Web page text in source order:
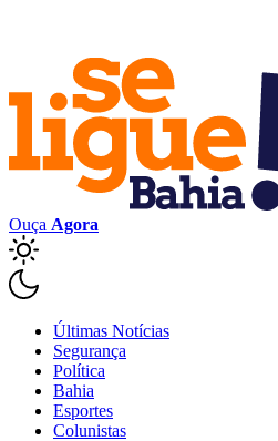
Ouça Agora
Últimas Notícias
Segurança
Política
Bahia
Esportes
Colunistas